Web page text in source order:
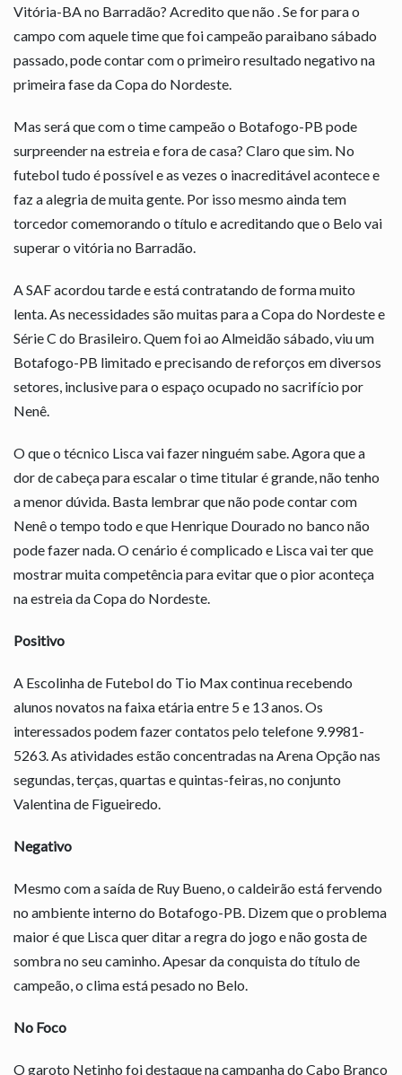
Vitória-BA no Barradão? Acredito que não . Se for para o
campo com aquele time que foi campeão paraibano sábado
passado, pode contar com o primeiro resultado negativo na
primeira fase da Copa do Nordeste.
Mas será que com o time campeão o Botafogo-PB pode
surpreender na estreia e fora de casa? Claro que sim. No
futebol tudo é possível e as vezes o inacreditável acontece e
faz a alegria de muita gente. Por isso mesmo ainda tem
torcedor comemorando o título e acreditando que o Belo vai
superar o vitória no Barradão.
A SAF acordou tarde e está contratando de forma muito
lenta. As necessidades são muitas para a Copa do Nordeste e
Série C do Brasileiro. Quem foi ao Almeidão sábado, viu um
Botafogo-PB limitado e precisando de reforços em diversos
setores, inclusive para o espaço ocupado no sacrifício por
Nenê.
O que o técnico Lisca vai fazer ninguém sabe. Agora que a
dor de cabeça para escalar o time titular é grande, não tenho
a menor dúvida. Basta lembrar que não pode contar com
Nenê o tempo todo e que Henrique Dourado no banco não
pode fazer nada. O cenário é complicado e Lisca vai ter que
mostrar muita competência para evitar que o pior aconteça
na estreia da Copa do Nordeste.
Positivo
A Escolinha de Futebol do Tio Max continua recebendo
alunos novatos na faixa etária entre 5 e 13 anos. Os
interessados podem fazer contatos pelo telefone 9.9981-
5263. As atividades estão concentradas na Arena Opção nas
segundas, terças, quartas e quintas-feiras, no conjunto
Valentina de Figueiredo.
Negativo
Mesmo com a saída de Ruy Bueno, o caldeirão está fervendo
no ambiente interno do Botafogo-PB. Dizem que o problema
maior é que Lisca quer ditar a regra do jogo e não gosta de
sombra no seu caminho. Apesar da conquista do título de
campeão, o clima está pesado no Belo.
No Foco
O garoto Netinho foi destaque na campanha do Cabo Branco